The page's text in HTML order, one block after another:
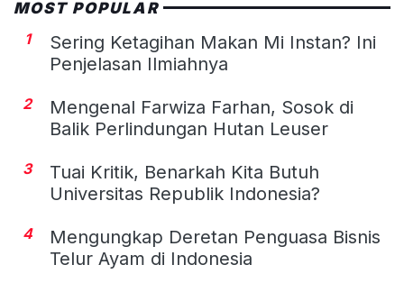
MOST POPULAR
1
Sering Ketagihan Makan Mi Instan? Ini
Penjelasan Ilmiahnya
2
Mengenal Farwiza Farhan, Sosok di
Balik Perlindungan Hutan Leuser
3
Tuai Kritik, Benarkah Kita Butuh
Universitas Republik Indonesia?
4
Mengungkap Deretan Penguasa Bisnis
Telur Ayam di Indonesia